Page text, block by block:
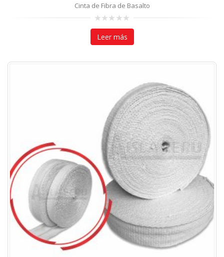
Cinta de Fibra de Basalto
0
out
5
Leer más